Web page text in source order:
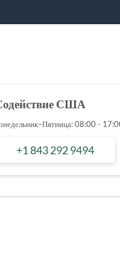
США
08:00 -
+1 843 292 9494